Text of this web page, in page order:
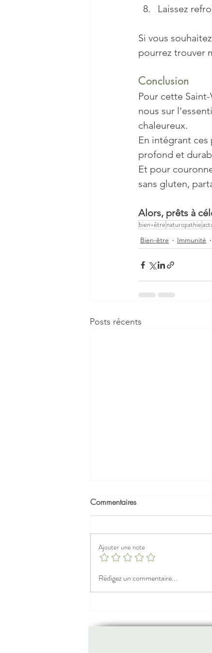
Laissez
Si vous
pourrez trouver
Conclusion
Pour cette
nous sur
chaleureux.
En intégrant
profond et
Et pour
sans gluten,
Alors, prêts à
bien-être naturopathie
Bien-être Immunité
Posts récents
La magie des câlins : bien-être
Commentaires
Ajouter une note
Rédigez un commentaire...